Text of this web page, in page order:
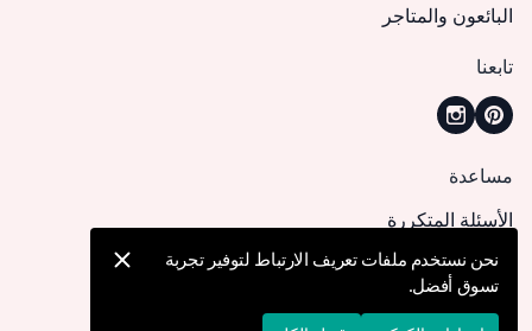
البائعون والمتاجر
تابعنا
مساعدة
الأسئلة المتكررة
كيف يمكنني تقديم طلب؟
الشحن والتوصيل
نحن نستخدم ملفات تعريف الارتباط لتوفير تجربة
تسوق أفضل.